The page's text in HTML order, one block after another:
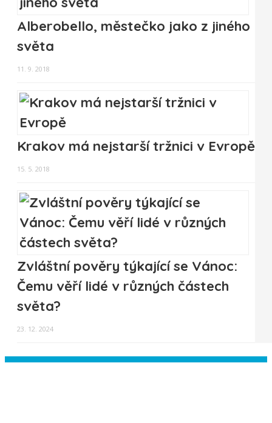
Alberobello, městečko jako z jiného
světa
11. 9. 2018
Krakov má nejstarší tržnici v Evropě
15. 5. 2018
Zvláštní pověry týkající se Vánoc:
Čemu věří lidé v různých částech
světa?
23. 12. 2024